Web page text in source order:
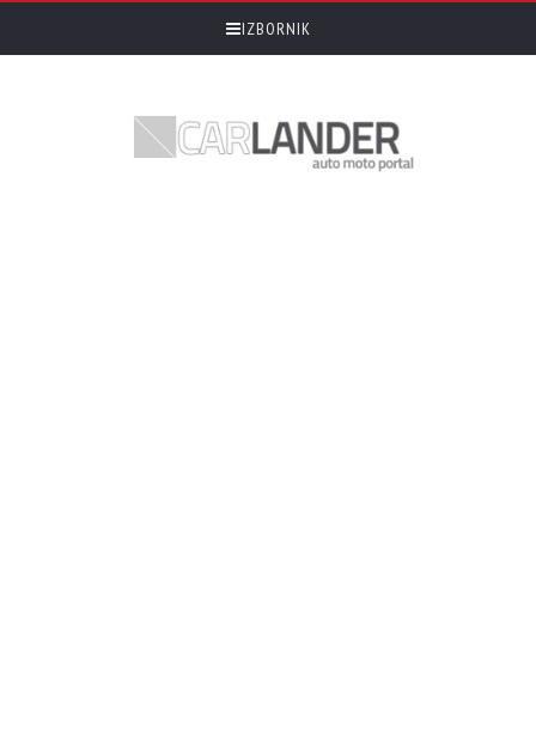
IZBORNIK